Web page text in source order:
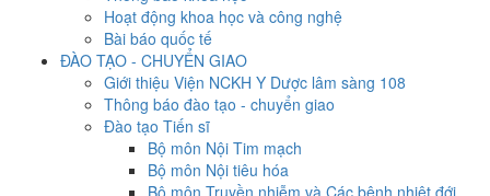
Hoạt động khoa học và công nghệ
Bài báo quốc tế
ĐÀO TẠO - CHUYỂN GIAO
Giới thiệu Viện NCKH Y Dược lâm sàng 108
Thông báo đào tạo - chuyển giao
Đào tạo Tiến sĩ
Bộ môn Nội Tim mạch
Bộ môn Nội tiêu hóa
Bộ môn Truyền nhiễm và Các bệnh nhiệt đới